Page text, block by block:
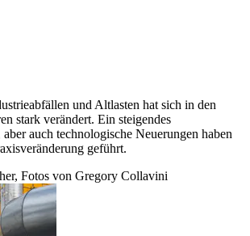
und Altlasten hat sich in den
stark verändert. Ein steigendes
auch technologische Neuerungen haben
geführt.
Fotos von Gregory Collavini